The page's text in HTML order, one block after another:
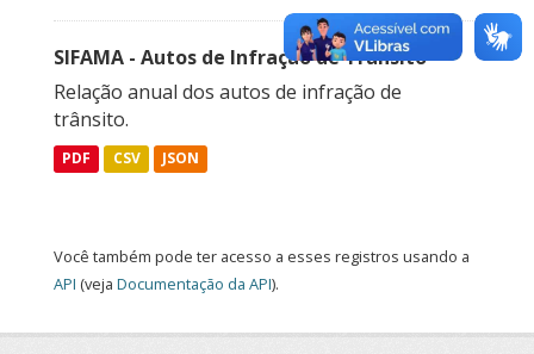
SIFAMA - Autos de Infração de Trânsito
Relação anual dos autos de infração de
trânsito.
PDF CSV JSON
Você também pode ter acesso a esses registros usando a
API (veja Documentação da API).